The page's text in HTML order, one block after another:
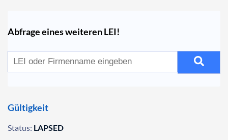
Abfrage eines weiteren LEI!
Gültigkeit
Status: LAPSED